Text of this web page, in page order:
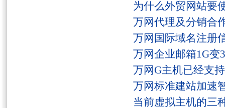
为什么外贸网站要
万网代理及分销合
万网国际域名注册
万网企业邮箱1G变
万网G主机已经支
万网标准建站加速
当前虚拟主机的三